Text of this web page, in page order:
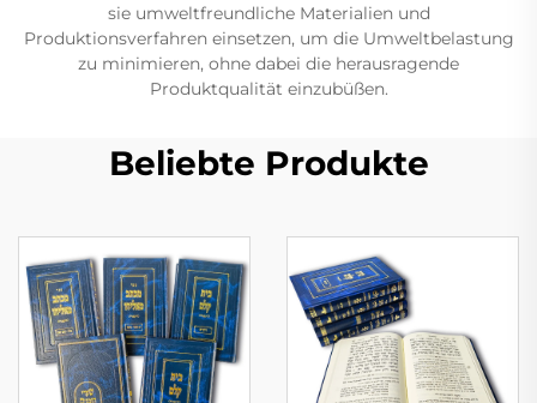
sie umweltfreundliche Materialien und
Produktionsverfahren einsetzen, um die Umweltbelastung
zu minimieren, ohne dabei die herausragende
Produktqualität einzubüßen.
Beliebte Produkte